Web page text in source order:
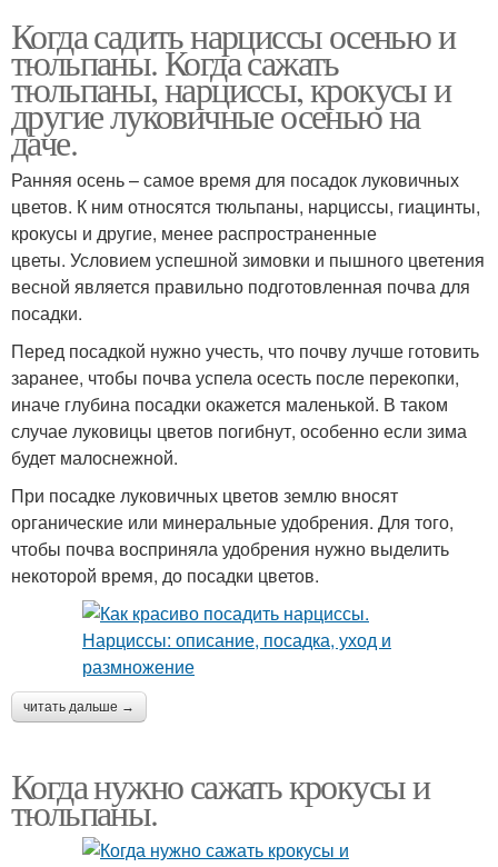
Когда садить нарциссы осенью и
тюльпаны. Когда сажать
тюльпаны, нарциссы, крокусы и
другие луковичные осенью на
даче.
Ранняя осень – самое время для посадок луковичных
цветов. К ним относятся тюльпаны, нарциссы, гиацинты,
крокусы и другие, менее распространенные
цветы. Условием успешной зимовки и пышного цветения
весной является правильно подготовленная почва для
посадки.
Перед посадкой нужно учесть, что почву лучше готовить
заранее, чтобы почва успела осесть после перекопки,
иначе глубина посадки окажется маленькой. В таком
случае луковицы цветов погибнут, особенно если зима
будет малоснежной.
При посадке луковичных цветов землю вносят
органические или минеральные удобрения. Для того,
чтобы почва восприняла удобрения нужно выделить
некоторой время, до посадки цветов.
читать дальше →
Когда нужно сажать крокусы и
тюльпаны.